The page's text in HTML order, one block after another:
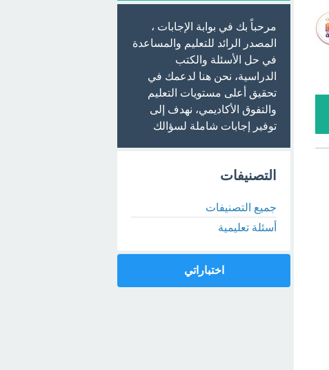
مرحباً بك في بوابة الإجابات ،
المصدر الرائد للتعليم والمساعدة
في حل الأسئلة والكتب
الدراسية، نحن هنا لدعمك في
تحقيق أعلى مستويات التعليم
والتفوق الأكاديمي، نهدف إلى
توفير إجابات شاملة لسؤالك
التصنيفات
جميع التصنيفات
أسئلة تعليمية
اختباراتي